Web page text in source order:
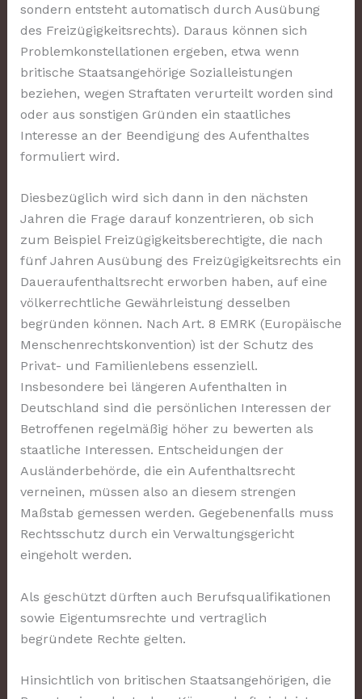
sondern entsteht automatisch durch Ausübung
des Freizügigkeitsrechts). Daraus können sich
Problemkonstellationen ergeben, etwa wenn
britische Staatsangehörige Sozialleistungen
beziehen, wegen Straftaten verurteilt worden sind
oder aus sonstigen Gründen ein staatliches
Interesse an der Beendigung des Aufenthaltes
formuliert wird.
Diesbezüglich wird sich dann in den nächsten
Jahren die Frage darauf konzentrieren, ob sich
zum Beispiel Freizügigkeitsberechtigte, die nach
fünf Jahren Ausübung des Freizügigkeitsrechts ein
Daueraufenthaltsrecht erworben haben, auf eine
völkerrechtliche Gewährleistung desselben
begründen können. Nach Art. 8 EMRK (Europäische
Menschenrechtskonvention) ist der Schutz des
Privat- und Familienlebens essenziell.
Insbesondere bei längeren Aufenthalten in
Deutschland sind die persönlichen Interessen der
Betroffenen regelmäßig höher zu bewerten als
staatliche Interessen. Entscheidungen der
Ausländerbehörde, die ein Aufenthaltsrecht
verneinen, müssen also an diesem strengen
Maßstab gemessen werden. Gegebenenfalls muss
Rechtsschutz durch ein Verwaltungsgericht
eingeholt werden.
Als geschützt dürften auch Berufsqualifikationen
sowie Eigentumsrechte und vertraglich
begründete Rechte gelten.
Hinsichtlich von britischen Staatsangehörigen, die